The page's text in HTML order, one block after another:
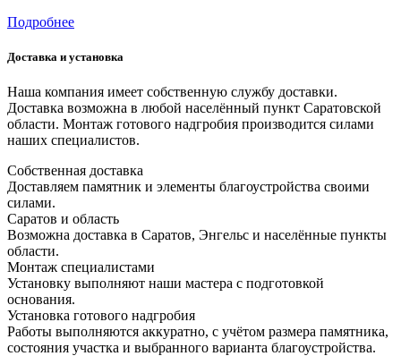
Подробнее
Доставка и установка
Наша компания имеет собственную службу доставки.
Доставка возможна в любой населённый пункт Саратовской
области. Монтаж готового надгробия производится силами
наших специалистов.
Собственная доставка
Доставляем памятник и элементы благоустройства своими
силами.
Саратов и область
Возможна доставка в Саратов, Энгельс и населённые пункты
области.
Монтаж специалистами
Установку выполняют наши мастера с подготовкой
основания.
Установка готового надгробия
Работы выполняются аккуратно, с учётом размера памятника,
состояния участка и выбранного варианта благоустройства.